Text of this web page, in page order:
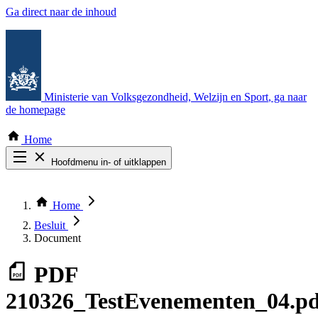
Ga direct naar de inhoud
Ministerie van Volksgezondheid, Welzijn en Sport, ga naar
de homepage
Home
Hoofdmenu in- of uitklappen
Thema COVID-19
Bekijk per bestuursorgaan
Home
Besluit
Document
PDF